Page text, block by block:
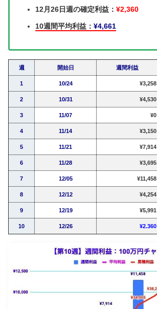
12月26日週の確定利益： ¥2,360
10週間平均利益： ¥4,661
週 開始日 週間利益
1 10/24 ¥3,258
2 10/31 ¥4,530
3 11/07 ¥0
4 11/14 ¥3,150
5 11/21 ¥7,914
6 11/28 ¥3,695
7 12/05 ¥11,458
8 12/12 ¥4,254
9 12/19 ¥5,991
10 12/26 ¥2.360